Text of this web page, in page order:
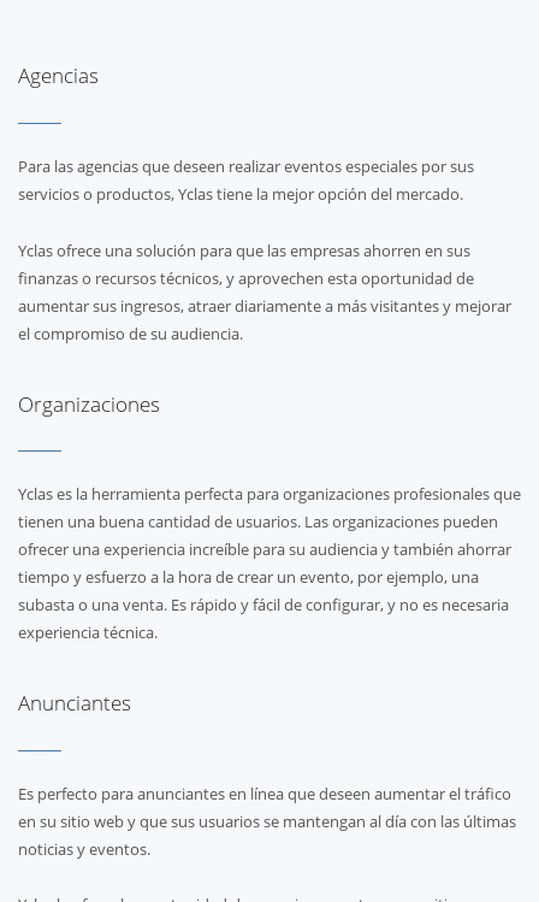
Agencias
Para las agencias que deseen realizar eventos especiales por sus
servicios o productos, Yclas tiene la mejor opción del mercado.
Yclas ofrece una solución para que las empresas ahorren en sus
finanzas o recursos técnicos, y aprovechen esta oportunidad de
aumentar sus ingresos, atraer diariamente a más visitantes y mejorar
el compromiso de su audiencia.
Organizaciones
Yclas es la herramienta perfecta para organizaciones profesionales que
tienen una buena cantidad de usuarios. Las organizaciones pueden
ofrecer una experiencia increíble para su audiencia y también ahorrar
tiempo y esfuerzo a la hora de crear un evento, por ejemplo, una
subasta o una venta. Es rápido y fácil de configurar, y no es necesaria
experiencia técnica.
Anunciantes
Es perfecto para anunciantes en línea que deseen aumentar el tráfico
en su sitio web y que sus usuarios se mantengan al día con las últimas
noticias y eventos.